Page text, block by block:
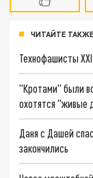
ЧИТАЙТЕ
Технофашисты
"Кротами" были
охотятся "живые
Даня с Дашей
закончились